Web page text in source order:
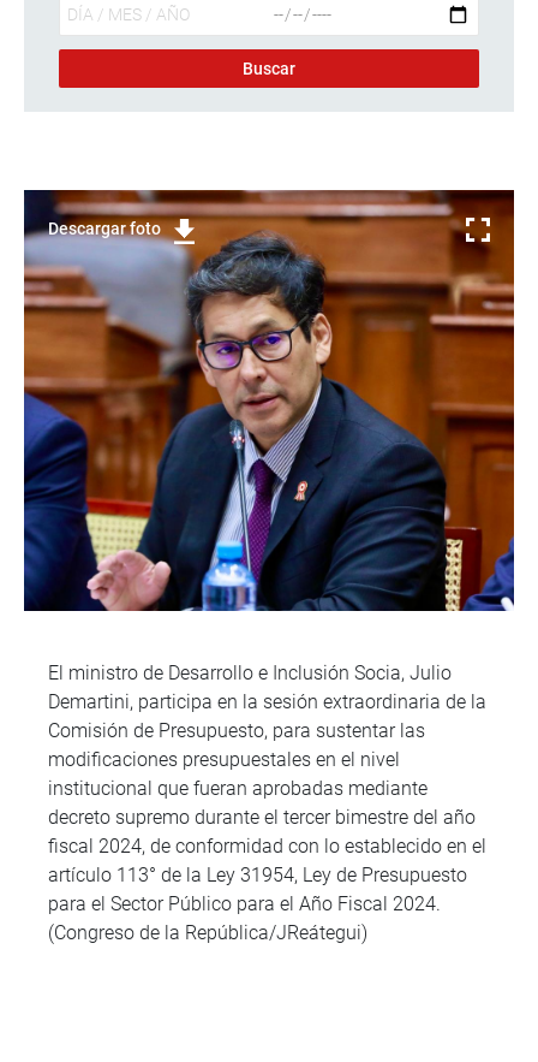
Descargar foto
El ministro de Desarrollo e Inclusión Socia, Julio
Demartini, participa en la sesión extraordinaria de la
Comisión de Presupuesto, para sustentar las
modificaciones presupuestales en el nivel
institucional que fueran aprobadas mediante
decreto supremo durante el tercer bimestre del año
fiscal 2024, de conformidad con lo establecido en el
artículo 113° de la Ley 31954, Ley de Presupuesto
para el Sector Público para el Año Fiscal 2024.
(Congreso de la República/JReátegui)